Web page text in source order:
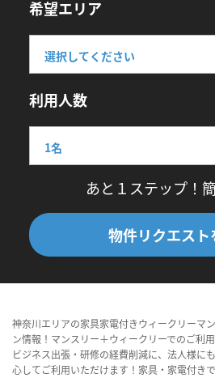
希望エリア
利用人数
あと１ステップ！
物件リクエスト
神奈川エリアの家具家電付きウィークリーマ
ン情報！マンスリー＋ウィークリーでのご利
ビジネス出張・研修の経費削減に、法人様に
心してご利用いただけます！家具・家電付き